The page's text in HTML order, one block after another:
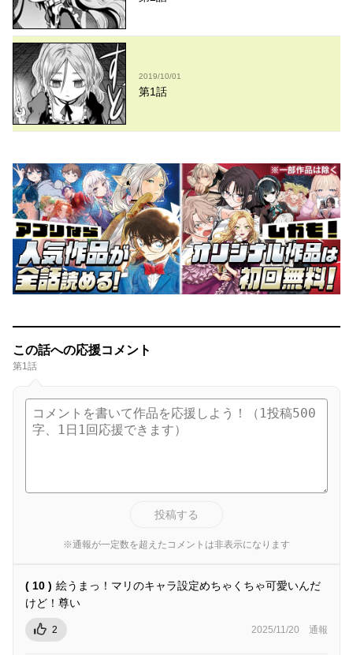
2019/10/01
第1話
この話への応援コメント
第1話
投稿する
※通報が一定数を超えたコメントは非表示になります
( 10 ) 絵うまっ！マリのキャラ設定めちゃくちゃ可愛いんだ
けど！尊い
2 2025/11/20 通報